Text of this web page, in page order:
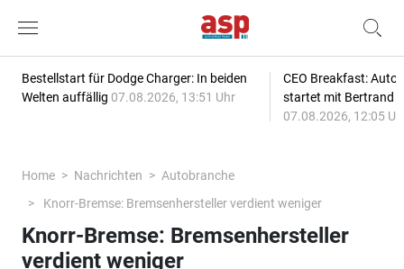
Bestellstart für Dodge Charger: In beiden
Welten auffällig 07.08.2026, 13:51 Uhr
CEO Breakfast:
startet mit Bertrand
07.08.2026, 12:05
Home Nachrichten
Autobranche
Knorr-Bremse: Bremsenhersteller verdient weniger
Knorr-Bremse: Bremsenhersteller
verdient weniger